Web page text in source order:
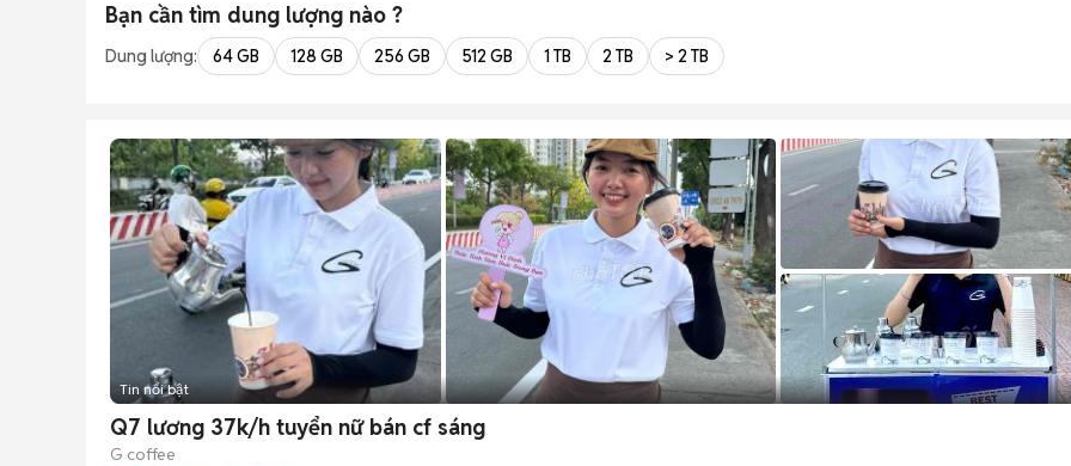
Bạn cần tìm dung lượng nào ?
Dung lượng: 64 GB 128 GB 256 GB 512 GB 1 TB 2 TB > 2 TB
Tin nổi bật
Q7 lương 37k/h tuyển nữ bán cf sáng
G coffee